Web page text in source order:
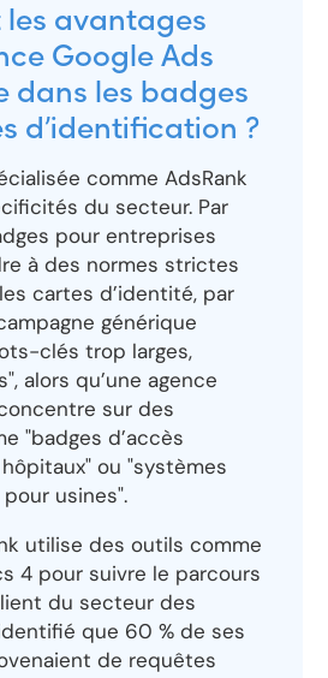
les avantages
Google Ads
dans les badges
d’identification ?
comme AdsRank
du secteur. Par
pour entreprises
à des normes strictes
cartes d’identité, par
générique
clés trop larges,
alors qu’une agence
sur des
"badges d’accès
ou "systèmes
usines".
utilise des outils comme
4 pour suivre le parcours
du secteur des
que 60 % de ses
de requêtes